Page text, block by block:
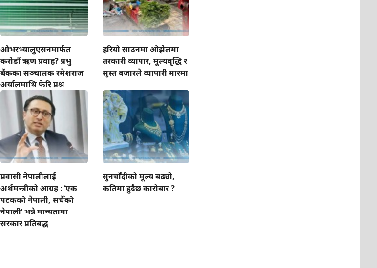
ओभरभ्यालुएसनमार्फत
करोडौं ऋण प्रवाह? प्रभु
बैंकका सञ्चालक रमेशराज
अर्यालमाथि फेरि प्रश्न
हरियो साउनमा ओझेलमा
तरकारी व्यापार, मूल्यवृद्धि र
सुस्त बजारले व्यापारी मारमा
प्रवासी नेपालीलाई
अर्थमन्त्रीको आग्रह : ‘एक
पटकको नेपाली, सधैँको
नेपाली’ भन्ने मान्यतामा
सरकार प्रतिबद्ध
सुनचाँदीको मूल्य बढ्यो,
कतिमा हुदैछ कारोबार ?